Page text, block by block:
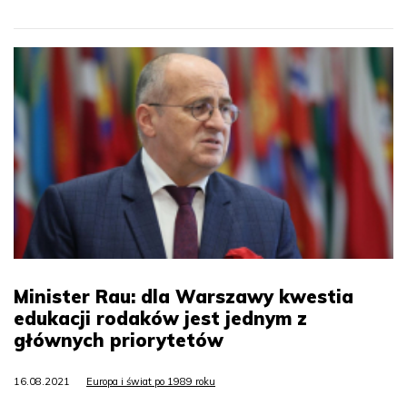
Minister Rau: dla Warszawy kwestia
edukacji rodaków jest jednym z
głównych priorytetów
16.08.2021 Europa i świat po 1989 roku